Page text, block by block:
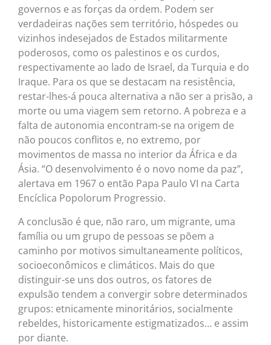
governos e as forças da ordem. Podem ser
verdadeiras nações sem território, hóspedes ou
vizinhos indesejados de Estados militarmente
poderosos, como os palestinos e os curdos,
respectivamente ao lado de Israel, da Turquia e do
Iraque. Para os que se destacam na resistência,
restar-lhes-á pouca alternativa a não ser a prisão, a
morte ou uma viagem sem retorno. A pobreza e a
falta de autonomia encontram-se na origem de
não poucos conflitos e, no extremo, por
movimentos de massa no interior da África e da
Ásia. “O desenvolvimento é o novo nome da paz”,
alertava em 1967 o então Papa Paulo VI na Carta
Encíclica Popolorum Progressio.
A conclusão é que, não raro, um migrante, uma
família ou um grupo de pessoas se põem a
caminho por motivos simultaneamente políticos,
socioeconômicos e climáticos. Mais do que
distinguir-se uns dos outros, os fatores de
expulsão tendem a convergir sobre determinados
grupos: etnicamente minoritários, socialmente
rebeldes, historicamente estigmatizados… e assim
por diante.